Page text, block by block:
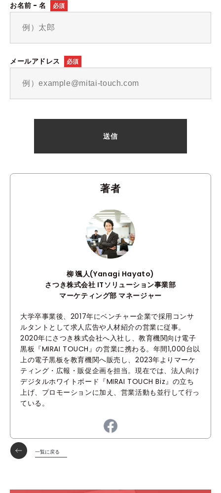
お名前 - 名 必須
メールアドレス 必須
著者
柳 颯人(Yanagi Hayato)
さつき株式会社 ITソリューション事業部
マーケティング部 マネージャー
大学卒事業後、2017年にベンチャー企業で採用コンサ
ルタントとして求人広告や人材紹介の営業に従事。
2020年にさつき株式会社へ入社し、教育機関向け電子
黒板『MIRAI TOUCH』の営業に携わる。年間1,000台以
上の電子黒板を教育機関へ販売し、2023年よりマーケ
ティング・広報・販促企画を担当。現在では、法人向け
デジタルホワイトボード『MIRAI TOUCH Biz』の立ち
上げ、プロモーションに加え、営業活動も並行して行っ
ている。
一覧に戻る